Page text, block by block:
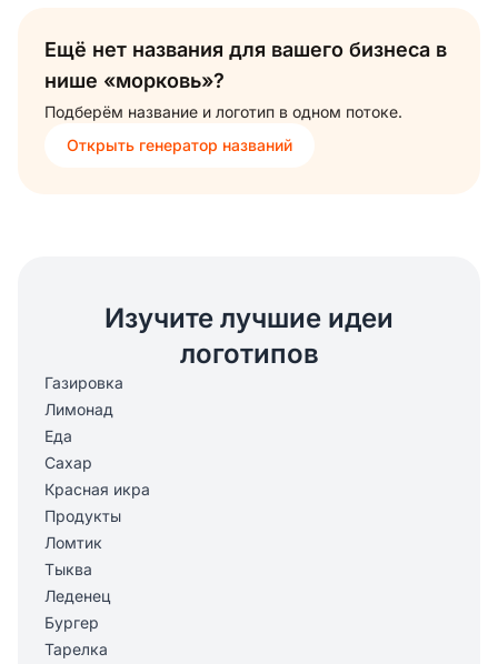
Ещё нет названия для вашего бизнеса в
нише «морковь»?
Подберём название и логотип в одном потоке.
Открыть генератор названий
Изучите лучшие идеи
логотипов
Газировка
Лимонад
Еда
Сахар
Красная икра
Продукты
Ломтик
Тыква
Леденец
Бургер
Тарелка